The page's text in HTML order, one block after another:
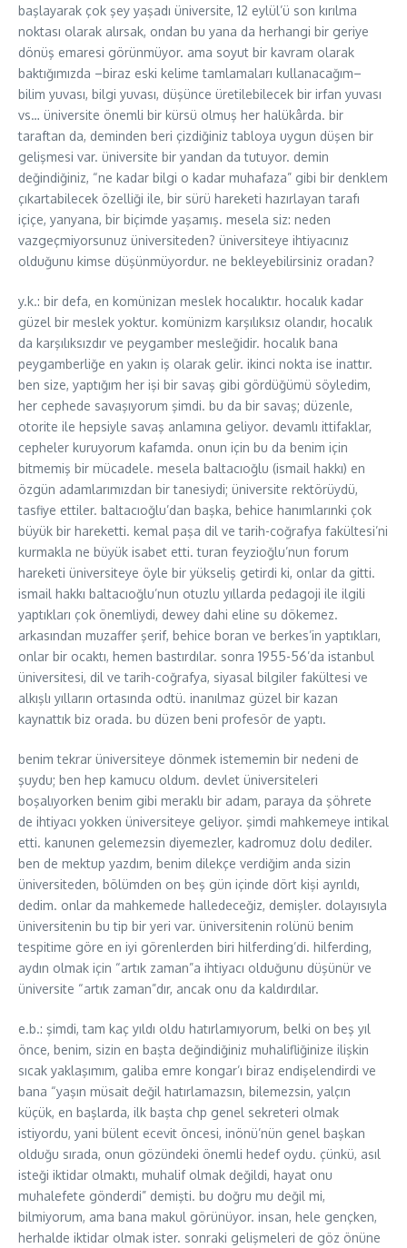
başlayarak çok şey yaşadı üniversite, 12 eylül’ü son kırılma
noktası olarak alırsak, ondan bu yana da herhangi bir geriye
dönüş emaresi görünmüyor. ama soyut bir kavram olarak
baktığımızda –biraz eski kelime tamlamaları kullanacağım–
bilim yuvası, bilgi yuvası, düşünce üretilebilecek bir irfan yuvası
vs… üniversite önemli bir kürsü olmuş her halükârda. bir
taraftan da, deminden beri çizdiğiniz tabloya uygun düşen bir
gelişmesi var. üniversite bir yandan da tutuyor. demin
değindiğiniz, “ne kadar bilgi o kadar muhafaza” gibi bir denklem
çıkartabilecek özelliği ile, bir sürü hareketi hazırlayan tarafı
içiçe, yanyana, bir biçimde yaşamış. mesela siz: neden
vazgeçmiyorsunuz üniversiteden? üniversiteye ihtiyacınız
olduğunu kimse düşünmüyordur. ne bekleyebilirsiniz oradan?
y.k.: bir defa, en komünizan meslek hocalıktır. hocalık kadar
güzel bir meslek yoktur. komünizm karşılıksız olandır, hocalık
da karşılıksızdır ve peygamber mesleğidir. hocalık bana
peygamberliğe en yakın iş olarak gelir. ikinci nokta ise inattır.
ben size, yaptığım her işi bir savaş gibi gördüğümü söyledim,
her cephede savaşıyorum şimdi. bu da bir savaş; düzenle,
otorite ile hepsiyle savaş anlamına geliyor. devamlı ittifaklar,
cepheler kuruyorum kafamda. onun için bu da benim için
bitmemiş bir mücadele. mesela baltacıoğlu (ismail hakkı) en
özgün adamlarımızdan bir tanesiydi; üniversite rektörüydü,
tasfiye ettiler. baltacıoğlu’dan başka, behice hanımlarınki çok
büyük bir hareketti. kemal paşa dil ve tarih-coğrafya fakültesi’ni
kurmakla ne büyük isabet etti. turan feyzioğlu’nun forum
hareketi üniversiteye öyle bir yükseliş getirdi ki, onlar da gitti.
ismail hakkı baltacıoğlu’nun otuzlu yıllarda pedagoji ile ilgili
yaptıkları çok önemliydi, dewey dahi eline su dökemez.
arkasından muzaffer şerif, behice boran ve berkes’in yaptıkları,
onlar bir ocaktı, hemen bastırdılar. sonra 1955-56’da istanbul
üniversitesi, dil ve tarih-coğrafya, siyasal bilgiler fakültesi ve
alkışlı yılların ortasında odtü. inanılmaz güzel bir kazan
kaynattık biz orada. bu düzen beni profesör de yaptı.
benim tekrar üniversiteye dönmek istememin bir nedeni de
şuydu; ben hep kamucu oldum. devlet üniversiteleri
boşalıyorken benim gibi meraklı bir adam, paraya da şöhrete
de ihtiyacı yokken üniversiteye geliyor. şimdi mahkemeye intikal
etti. kanunen gelemezsin diyemezler, kadromuz dolu dediler.
ben de mektup yazdım, benim dilekçe verdiğim anda sizin
üniversiteden, bölümden on beş gün içinde dört kişi ayrıldı,
dedim. onlar da mahkemede halledeceğiz, demişler. dolayısıyla
üniversitenin bu tip bir yeri var. üniversitenin rolünü benim
tespitime göre en iyi görenlerden biri hilferding’di. hilferding,
aydın olmak için “artık zaman”a ihtiyacı olduğunu düşünür ve
üniversite “artık zaman”dır, ancak onu da kaldırdılar.
e.b.: şimdi, tam kaç yıldı oldu hatırlamıyorum, belki on beş yıl
önce, benim, sizin en başta değindiğiniz muhalifliğinize ilişkin
sıcak yaklaşımım, galiba emre kongar’ı biraz endişelendirdi ve
bana “yaşın müsait değil hatırlamazsın, bilemezsin, yalçın
küçük, en başlarda, ilk başta chp genel sekreteri olmak
istiyordu, yani bülent ecevit öncesi, inönü’nün genel başkan
olduğu sırada, onun gözündeki önemli hedef oydu. çünkü, asıl
isteği iktidar olmaktı, muhalif olmak değildi, hayat onu
muhalefete gönderdi” demişti. bu doğru mu değil mi,
bilmiyorum, ama bana makul görünüyor. insan, hele gençken,
herhalde iktidar olmak ister. sonraki gelişmeleri de göz önüne